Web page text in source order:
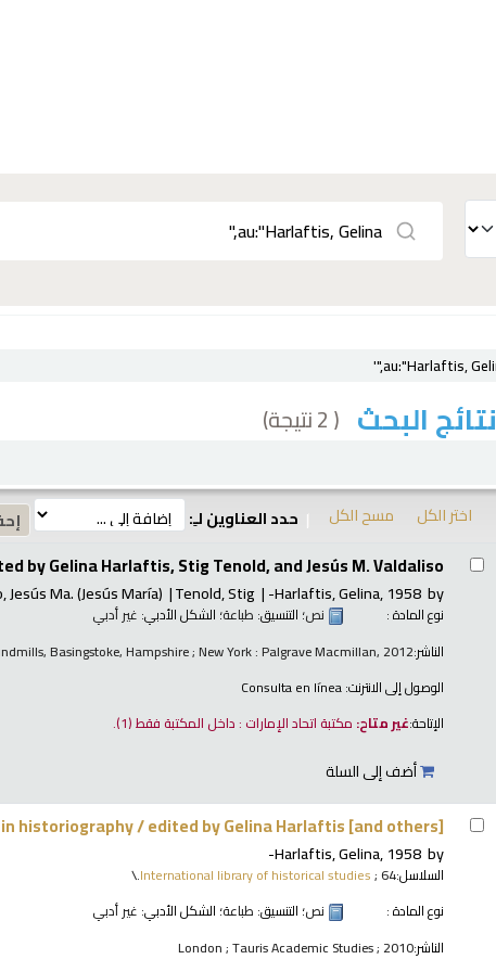
نتائج البحث ( 2 نتيجة)
اختر الكل مسح الكل حدد العناوين لـِ:
نتائج by Gelina Harlaftis, Stig Tenold, and Jesús M. Valdaliso.
by
Harlaftis, Gelina, 1958-
Tenold, Stig
Jesús Ma. (Jesús María)
نوع المادة : نص؛ التنسيق: طباعة؛ الشكل الأدبي: غير أدبي
الناشر:Basingstoke, Hampshire ; New York : Palgrave Macmillan, 2012
الوصول إلى الانترنت:Consulta en línea
الإتاحة:غير متاح: مكتبة اتحاد الإمارات : داخل المكتبة فقط(1).
أضف إلى السلة
historiography /edited by Gelina Harlaftis [and others].
by
Harlaftis, Gelina, 1958-
السلاسل: International library of historical studies; 64.\
نوع المادة :
نص؛ التنسيق: طباعة؛ الشكل الأدبي: غير أدبي
الناشر:London ; Tauris Academic Studies ; 2010